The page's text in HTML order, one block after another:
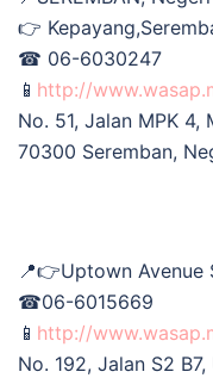
👉
☎ 06-6030247
📱 http://
No. 51, Jalan MPK 4,
70300 Seremban,
📍👉Uptown Avenue
☎06-6015669
📱 http://
No. 192, Jalan S2